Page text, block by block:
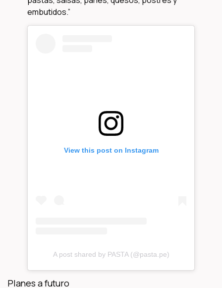
embutidos.”
View this post on Instagram
A post shared by PASTA (@pasta.pe)
Planes a futuro